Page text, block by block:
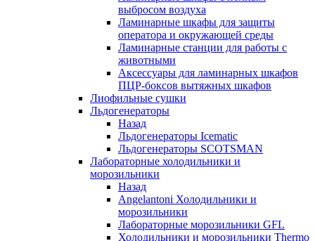
выбросом воздуха
Ламинарные шкафы для защиты
оператора и окружающей среды
Ламинарные станции для работы с
животными
Аксессуары для ламинарных шкафов
ПЦР-боксов вытяжных шкафов
Лиофильные сушки
Льдогенераторы
Назад
Льдогенераторы Icematic
Льдогенераторы SCOTSMAN
Лабораторные холодильники и
морозильники
Назад
Angelantoni Холодильники и
морозильники
Лабораторные морозильники GFL
Холодильники и морозильники Thermo